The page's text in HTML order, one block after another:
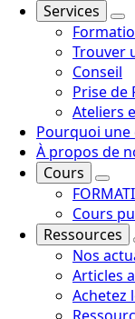
Services
Trouver
Conseil
Prise de
Ateliers
Pourquoi une
À propos de
Cours
Cours
Ressources
Nos
Articles
Achetez